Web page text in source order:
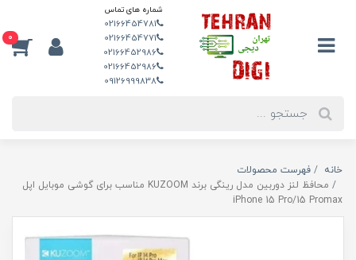
شماره های تماس
02166454781
02166454771
02166452986
02166452986
09126999838
0
خانه
فهرست محصولات
محافظ لنز دوربین مدل رینگی برند KUZOOM مناسب برای گوشی موبایل اپل
iPhone 15 Pro/15 Promax